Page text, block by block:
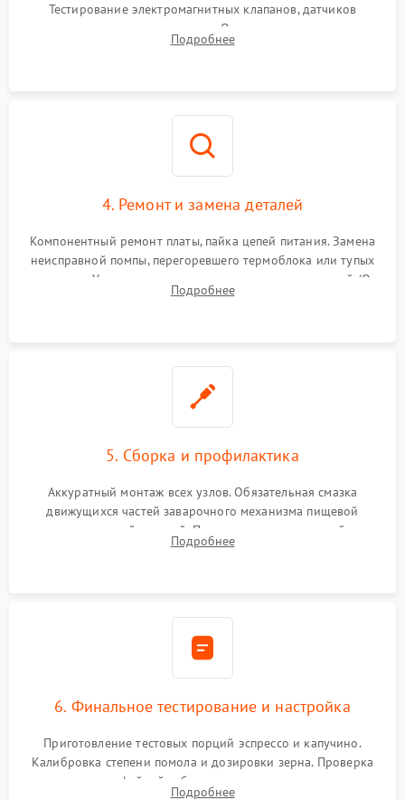
Тестирование электромагнитных клапанов, датчиков
температуры и расходомера. Оценка степени износа
жерновов кофемолки, уплотнительных колец гидросистемы
Подробнее
4. Ремонт и замена деталей
Компонентный ремонт платы, пайка цепей питания. Замена
неисправной помпы, перегоревшего термоблока или тупых
жерновов. Установка новых силиконовых уплотнителей (O-
ring) и тефлоновых трубок для надежного устранения
Подробнее
5. Сборка и профилактика
Аккуратный монтаж всех узлов. Обязательная смазка
движущихся частей заварочного механизма пищевой
силиконовой смазкой. Проведение программной
декальцинации и очистки системы от кофейных масел.
Подробнее
6. Финальное тестирование и настройка
Приготовление тестовых порций эспрессо и капучино.
Калибровка степени помола и дозировки зерна. Проверка
плотности кофейной таблетки, температуры напитка и
Подробнее